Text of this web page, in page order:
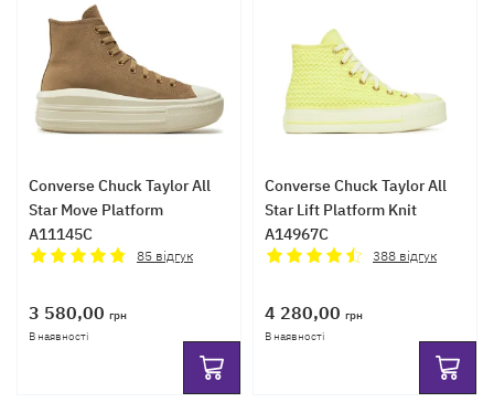
Converse Chuck Taylor All
Star Move Platform
A11145C
85 відгук
3 580,00 грн
В наявності
Converse Chuck Taylor All
Star Lift Platform Knit
A14967C
388 відгук
4 280,00 грн
В наявності